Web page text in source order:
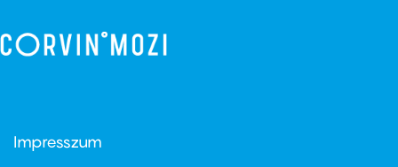
Footer
Impresszum